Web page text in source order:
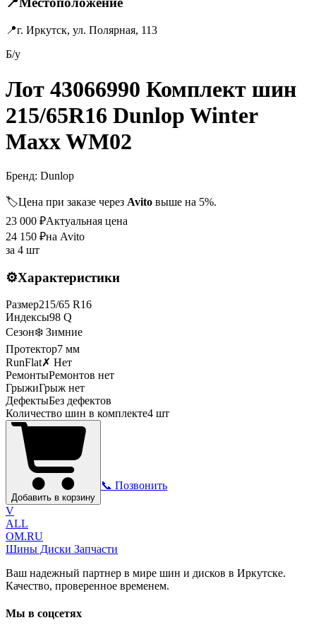
📍г. Иркутск, ул. Полярная, 113
Б/у
Лот 43066990 Комплект шин
215/65R16 Dunlop Winter
Maxx WM02
Бренд: Dunlop
🏷️Цена при заказе через Avito выше на 5%.
23 000 ₽Актуальная цена
24 150 ₽на Avito
за 4 шт
⚙️Характеристики
Размер215/65 R16
Индексы98 Q
Сезон❄️ Зимние
Протектор7 мм
RunFlat✗ Нет
РемонтыРемонтов нет
ГрыжиГрыж нет
ДефектыБез дефектов
Количество шин в комплекте4 шт
Добавить в корзину
📞 Позвонить
V
ALL
OM.RU
Шины Диски Запчасти
Ваш надежный партнер в мире шин и дисков в Иркутске.
Качество, проверенное временем.
Мы в соцсетях